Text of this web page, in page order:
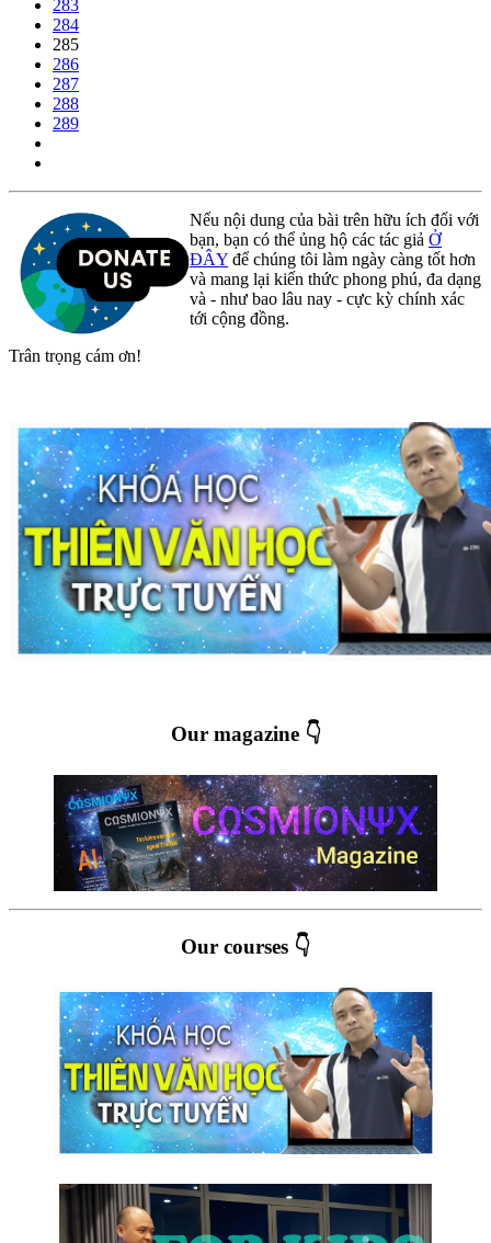
283
284
285
286
287
288
289
Nếu nội dung của bài trên hữu ích đối với
bạn, bạn có thể ủng hộ các tác giả Ở
ĐÂY để chúng tôi làm ngày càng tốt hơn
và mang lại kiến thức phong phú, đa dạng
và - như bao lâu nay - cực kỳ chính xác
tới cộng đồng.
Trân trọng cám ơn!
Our magazine 👇
Our courses 👇